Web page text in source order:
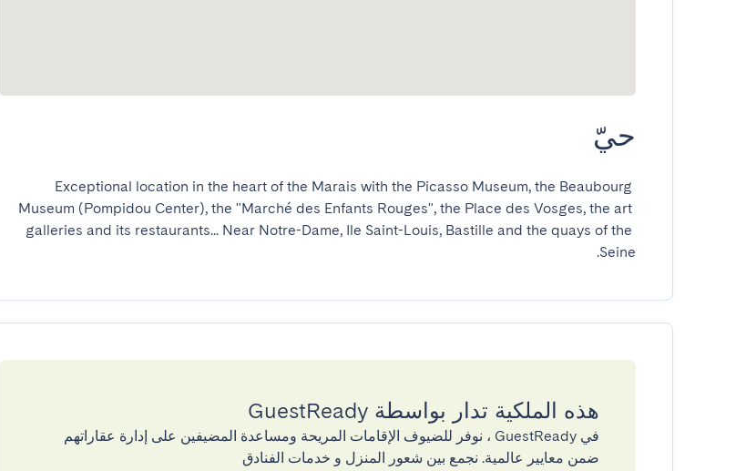
حيّ
Exceptional location in the heart of the Marais with the Picasso Museum, the Beaubourg
Museum (Pompidou Center), the "Marché des Enfants Rouges", the Place des Vosges, the art
galleries and its restaurants... Near Notre-Dame, Ile Saint-Louis, Bastille and the quays of the
Seine.
هذه الملكية تدار بواسطة GuestReady
في GuestReady ، نوفر للضيوف الإقامات المريحة ومساعدة المضيفين على إدارة عقاراتهم
ضمن معايير عالمية. نجمع بين شعور المنزل و خدمات الفنادق